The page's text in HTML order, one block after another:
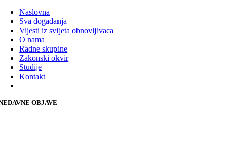
Naslovna
Sva događanja
Vijesti iz svijeta obnovljivaca
O nama
Radne skupine
Zakonski okvir
Studije
Kontakt
OBJAVE